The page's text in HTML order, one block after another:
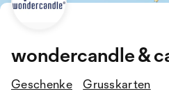
wondercandle &
Geschenke Grusskarten